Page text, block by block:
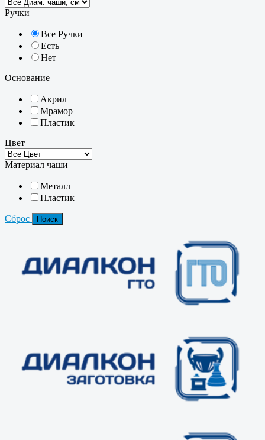
Ручки
Все Ручки
Есть
Нет
Основание
Акрил
Мрамор
Пластик
Цвет
Материал чаши
Металл
Пластик
Сброс